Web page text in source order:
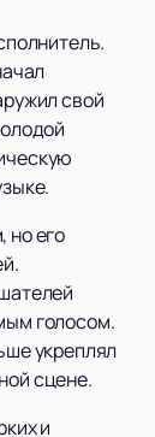
свой
но его
голосом.
укреплял
сцене.
и